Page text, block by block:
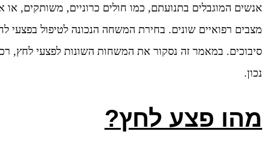
אנשים המוגבלים בתנועתם, כמו חולים כרוניים, משותקים,
מצבים רפואיים שונים. בחירת המשחה הנכונה לטיפול בפצעי
סיבוכים. במאמר זה נסקור את המשחות השונות לפצעי לחץ,
נכון.
מהו פצע לחץ?